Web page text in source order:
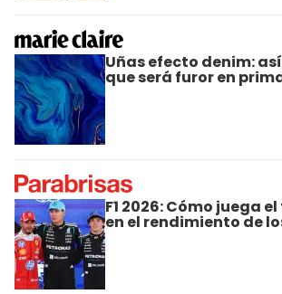
Uñas efecto denim:
que será furor en
F1 2026: Cómo juega
en el rendimiento de